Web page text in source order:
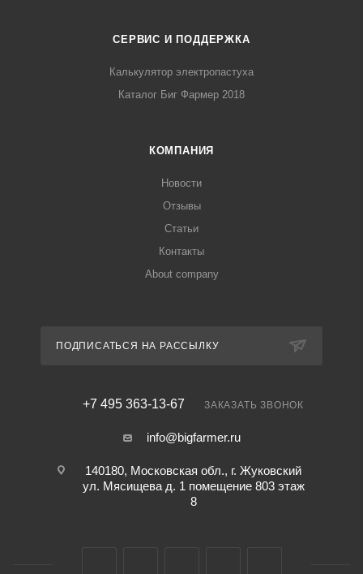
СЕРВИС И ПОДДЕРЖКА
Калькулятор электропастуха
Каталог Биг Фармер 2018
КОМПАНИЯ
Новости
Отзывы
Статьи
Контакты
About company
ПОДПИСАТЬСЯ НА РАССЫЛКУ
+7 495 363-13-67 ЗАКАЗАТЬ ЗВОНОК
info@bigfarmer.ru
140180, Московская обл., г. Жуковский
ул. Мясищева д. 1 помещение 803 этаж
8